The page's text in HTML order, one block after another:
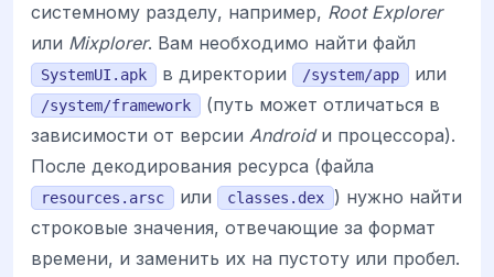
системному разделу, например, Root Explorer
или Mixplorer. Вам необходимо найти файл
SystemUI.apk в директории /system/app или
/system/framework
(путь может отличаться в
зависимости от версии Androidи процессора).
После декодирования ресурса (файла
resources.arsc или classes.dex
) нужно найти
строковые значения, отвечающие за формат
времени, и заменить их на пустоту или пробел.